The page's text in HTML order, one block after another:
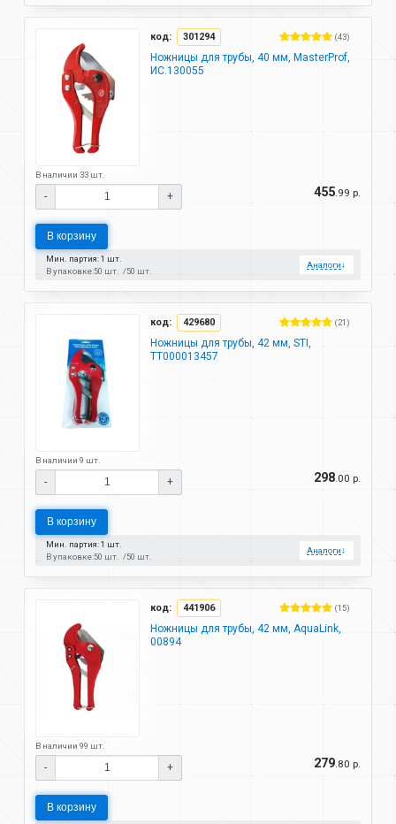
код: 301294 (43)
Ножницы для трубы, 40 мм, MasterProf,
ИС.130055
В наличии 33 шт.
- + 455.99 р.
В корзину
Мин. партия: 1 шт.
В упаковке:50 шт. 50 шт.
Аналоги↓
код: 429680 (21)
Ножницы для трубы, 42 мм, STI,
ТТ000013457
В наличии 9 шт.
- + 298.00 р.
В корзину
Мин. партия: 1 шт.
В упаковке:50 шт. 50 шт.
Аналоги↓
код: 441906 (15)
Ножницы для трубы, 42 мм, AquaLink,
00894
В наличии 99 шт.
- + 279.80 р.
В корзину